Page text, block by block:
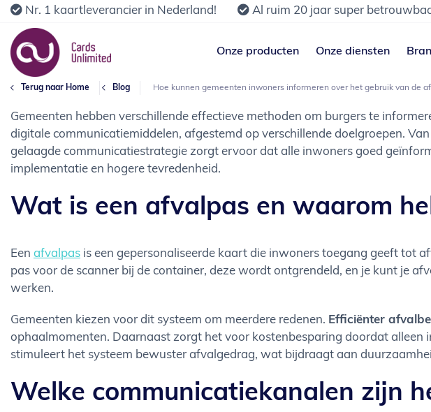
Nr. 1 kaartleverancier in Nederland! Al ruim 20 jaar super
Onze producten Onze diensten
Terug naar Home Blog Hoe kunnen gemeenten inwoners informeren over het gebruik van de
Gemeenten hebben verschillende effectieve methoden om burgers te
digitale communicatiemiddelen, afgestemd op verschillende doelgroepen.
gelaagde communicatiestrategie zorgt ervoor dat alle inwoners goed
implementatie en hogere tevredenheid.
Wat is een afvalpas en waarom
Een afvalpas is een gepersonaliseerde kaart die inwoners toegang geeft tot
pas voor de scanner bij de container, deze wordt ontgrendeld, en je kunt je
werken.
Gemeenten kiezen voor dit systeem om meerdere redenen. Efficiënter
ophaalmomenten. Daarnaast zorgt het voor kostenbesparing doordat
stimuleert het systeem bewuster afvalgedrag, wat bijdraagt aan
Welke communicatiekanalen zijn